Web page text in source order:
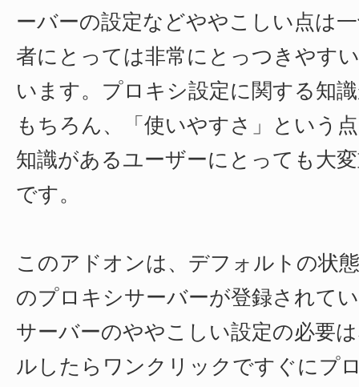
ーバーの設定などややこしい点は
者にとっては非常にとっつきやす
います。プロキシ設定に関する知
もちろん、「使いやすさ」という
知識があるユーザーにとっても大
です。
このアドオンは、デフォルトの状
のプロキシサーバーが登録されて
サーバーのややこしい設定の必要
ルしたらワンクリックですぐにプ